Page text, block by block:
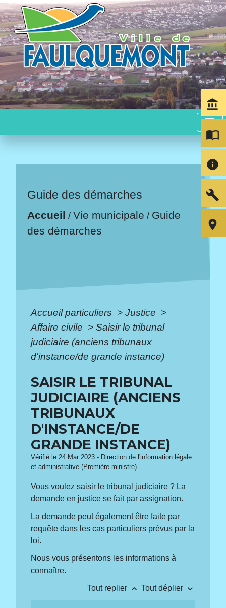
menu
Guide des démarches
Accueil /Vie municipale / Guide
des démarches
Accueil particuliers > Justice >
Affaire civile > Saisir le tribunal
judiciaire (anciens tribunaux
d'instance/de grande instance)
SAISIR LE TRIBUNAL
JUDICIAIRE (ANCIENS
TRIBUNAUX
D'INSTANCE/DE
GRANDE INSTANCE)
Vérifié le 24 Mar 2023 - Direction de l'information légale
et administrative (Première ministre)
Vous voulez saisir le tribunal judiciaire ? La
demande en justice se fait parassignation.
La demande peut également être faite par
requête dans les cas particuliers prévus par la
loi.
Nous vous présentons les informations à
connaître.
Tout replier keyboard_arrow_up Tout déplier keyboard_arrow_down
account_balance
import_contacts
info
build
room